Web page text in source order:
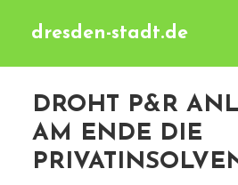
dresden-stadt.de
DROHT P&R
AM ENDE DIE